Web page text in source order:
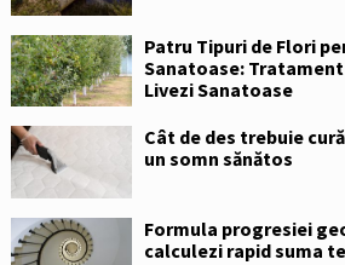
Patru Tipuri de Flori
Sanatoase:
Livezi Sanatoase
Cât de des trebuie
un somn sănătos
Formula progresiei
calculezi rapid suma